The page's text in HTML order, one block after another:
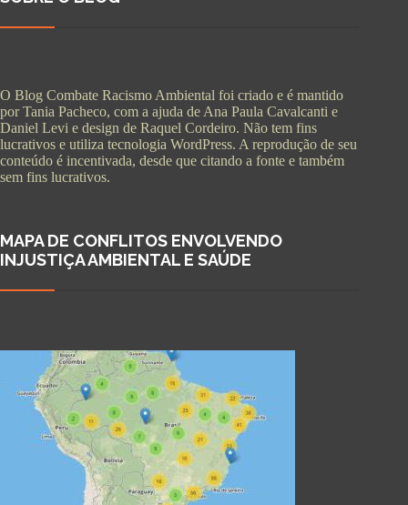
O Blog Combate Racismo Ambiental foi criado e é mantido
por Tania Pacheco, com a ajuda de Ana Paula Cavalcanti e
Daniel Levi e design de Raquel Cordeiro. Não tem fins
lucrativos e utiliza tecnologia WordPress. A reprodução de seu
conteúdo é incentivada, desde que citando a fonte e também
sem fins lucrativos.
MAPA DE CONFLITOS ENVOLVENDO
INJUSTIÇA AMBIENTAL E SAÚDE